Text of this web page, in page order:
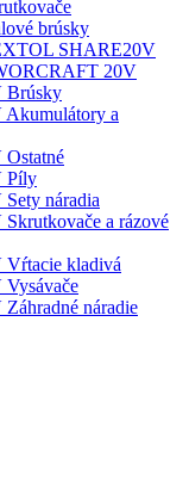
brúsky
SHARE20V
20V
Brúsky
a
Píly
náradia
a rázové
kladivá
náradie